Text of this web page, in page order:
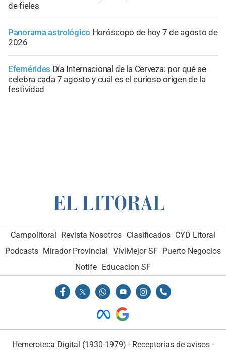
de fieles
Panorama astrológico Horóscopo de hoy 7 de agosto de
2026
Efemérides Día Internacional de la Cerveza: por qué se
celebra cada 7 agosto y cuál es el curioso origen de la
festividad
Campolitoral Revista Nosotros Clasificados CYD Litoral
Podcasts Mirador Provincial VivíMejor SF Puerto Negocios
Notife Educacion SF
Hemeroteca Digital (1930-1979) - Receptorías de avisos -